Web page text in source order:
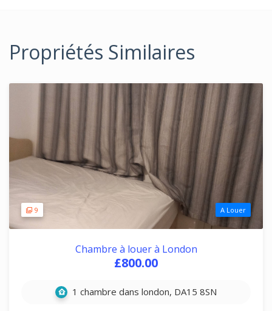
Propriétés Similaires
9 A Louer
Chambre à louer à London
£800.00
1 chambre dans london, DA15 8SN